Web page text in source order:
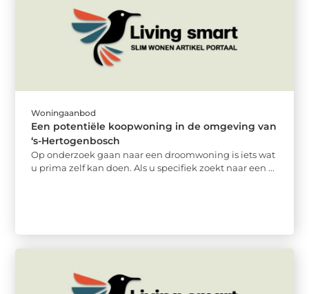
Woningaanbod
Een potentiële koopwoning in de omgeving van
‘s-Hertogenbosch
Op onderzoek gaan naar een droomwoning is iets wat
u prima zelf kan doen. Als u specifiek zoekt naar een ...